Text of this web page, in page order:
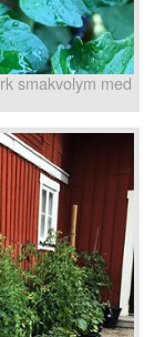
smakvolym med